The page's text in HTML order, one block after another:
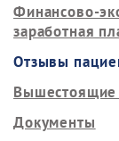
Финансово-
заработная
Отзывы
Вышестоящие
Документы